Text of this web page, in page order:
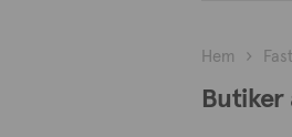
Hem
Butiker